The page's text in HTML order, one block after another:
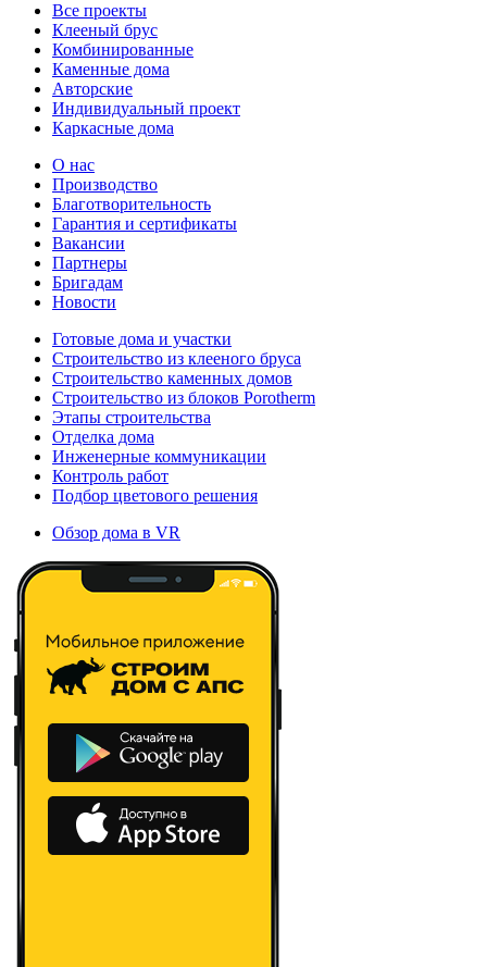
Все проекты
Клееный брус
Комбинированные
Каменные дома
Авторские
Индивидуальный проект
Каркасные дома
О нас
Производство
Благотворительность
Гарантия и сертификаты
Вакансии
Партнеры
Бригадам
Новости
Готовые дома и участки
Строительство из клееного бруса
Строительство каменных домов
Строительство из блоков Porotherm
Этапы строительства
Отделка дома
Инженерные коммуникации
Контроль работ
Подбор цветового решения
Обзор дома в VR